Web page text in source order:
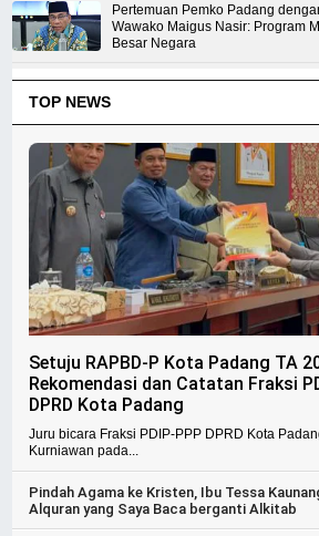
Pertemuan Pemko Padang
Wawako Maigus Nasir: Program
Besar Negara
TOP NEWS
Setuju RAPBD-P Kota Padang TA
Rekomendasi dan Catatan Fraksi
DPRD Kota Padang
Juru bicara Fraksi PDIP-PPP DPRD Kota
Kurniawan pada...
Pindah Agama ke Kristen, Ibu Tessa
Alquran yang Saya Baca berganti Alkitab